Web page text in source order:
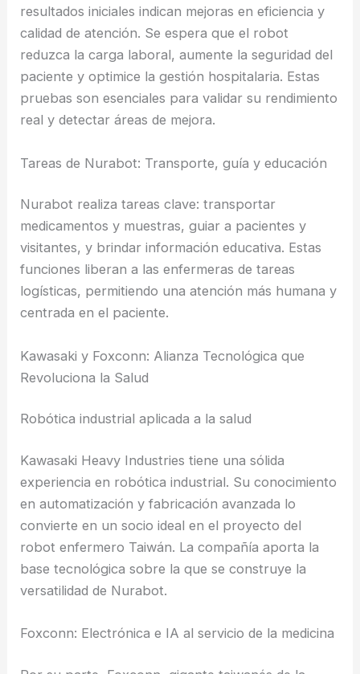
resultados iniciales indican mejoras en eficiencia y
calidad de atención. Se espera que el robot
reduzca la carga laboral, aumente la seguridad del
paciente y optimice la gestión hospitalaria. Estas
pruebas son esenciales para validar su rendimiento
real y detectar áreas de mejora.
Tareas de Nurabot: Transporte, guía y educación
Nurabot realiza tareas clave: transportar
medicamentos y muestras, guiar a pacientes y
visitantes, y brindar información educativa. Estas
funciones liberan a las enfermeras de tareas
logísticas, permitiendo una atención más humana y
centrada en el paciente.
Kawasaki y Foxconn: Alianza Tecnológica que
Revoluciona la Salud
Robótica industrial aplicada a la salud
Kawasaki Heavy Industries tiene una sólida
experiencia en robótica industrial. Su conocimiento
en automatización y fabricación avanzada lo
convierte en un socio ideal en el proyecto del
robot enfermero Taiwán. La compañía aporta la
base tecnológica sobre la que se construye la
versatilidad de Nurabot.
Foxconn: Electrónica e IA al servicio de la medicina